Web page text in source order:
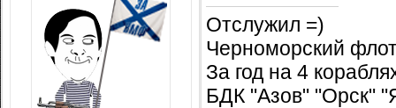
Отслужил =)
Черноморский
За год на 4
БДК "Азов" "Орск"